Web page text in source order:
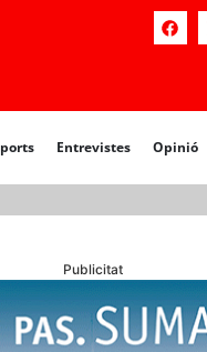
Entrevistes Opinió
Opinió
Publicitat